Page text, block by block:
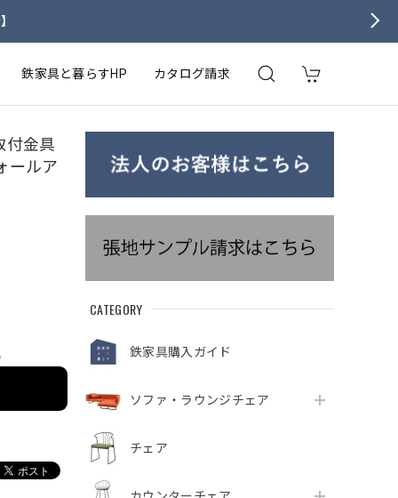
鉄家具と暮らすHP カタログ請求
CATEGORY
鉄家具購入ガイド
ソファ・ラウンジチェア
チェア
付金具
ールア